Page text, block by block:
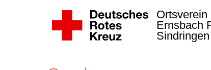
Ortsverein
Ernsbach
Sindringen